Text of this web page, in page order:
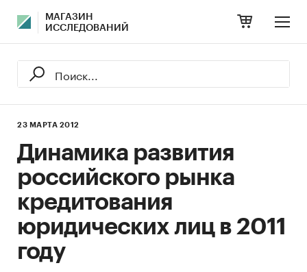
МАГАЗИН
ИССЛЕДОВАНИЙ
23 МАРТА 2012
Динамика развития
российского рынка
кредитования
юридических лиц в 2011
году